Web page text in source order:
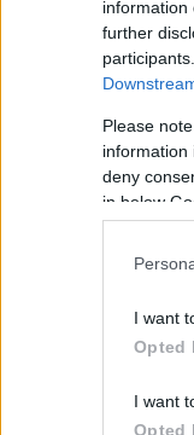
information
further
Please
information
deny
in below
I want
Opted
I want
Opted